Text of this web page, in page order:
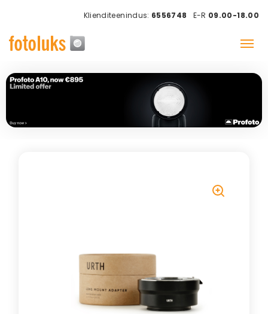
Klienditeenindus: 6556748 E-R 09.00-18.00